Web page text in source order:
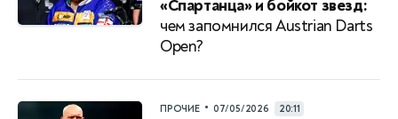
«Спартанца» и бойкот звезд:
чем запомнился Austrian Darts
Open?
ПРОЧИЕ • 07/05/2026 20:11